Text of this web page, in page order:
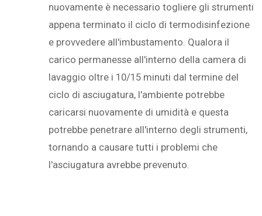
nuovamente è necessario togliere gli strumenti
appena terminato il ciclo di termodisinfezione
e provvedere all'imbustamento. Qualora il
carico permanesse all'interno della camera di
lavaggio oltre i 10/15 minuti dal termine del
ciclo di asciugatura, l'ambiente potrebbe
caricarsi nuovamente di umidità e questa
potrebbe penetrare all'interno degli strumenti,
tornando a causare tutti i problemi che
l'asciugatura avrebbe prevenuto.